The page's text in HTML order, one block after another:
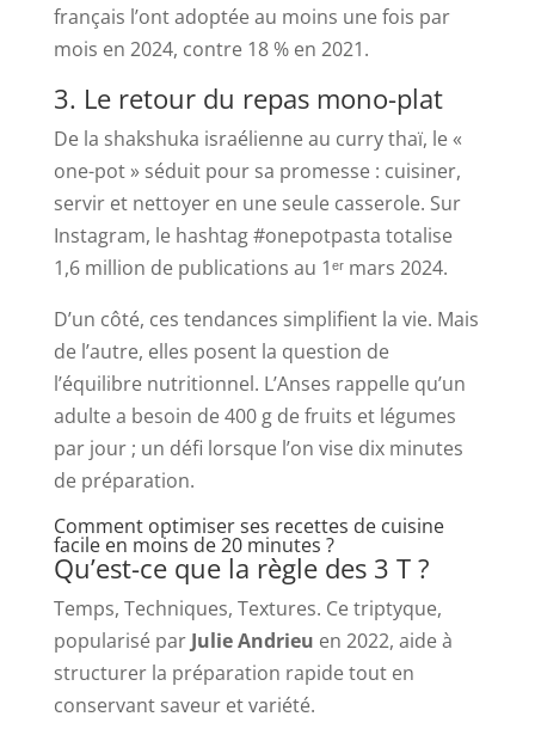
français l’ont adoptée au moins une fois par
mois en 2024, contre 18 % en 2021.
3. Le retour du repas mono-plat
De la shakshuka israélienne au curry thaï, le «
one-pot » séduit pour sa promesse : cuisiner,
servir et nettoyer en une seule casserole. Sur
Instagram, le hashtag #onepotpasta totalise
1,6 million de publications au 1ᵉʳ mars 2024.
D’un côté, ces tendances simplifient la vie. Mais
de l’autre, elles posent la question de
l’équilibre nutritionnel. L’Anses rappelle qu’un
adulte a besoin de 400 g de fruits et légumes
par jour ; un défi lorsque l’on vise dix minutes
de préparation.
Comment optimiser ses recettes de cuisine
facile en moins de 20 minutes ?
Qu’est-ce que la règle des 3 T ?
Temps, Techniques, Textures. Ce triptyque,
popularisé par Julie Andrieu en 2022, aide à
structurer la préparation rapide tout en
conservant saveur et variété.